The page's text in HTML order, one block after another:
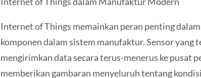
Internet of Things memainkan peran penting
komponen dalam sistem manufaktur. Sensor yang
mengirimkan data secara terus-menerus ke pusat
memberikan gambaran menyeluruh tentang